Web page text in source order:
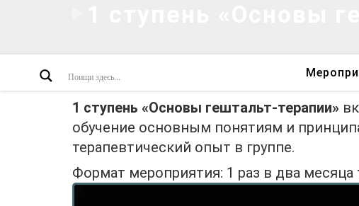
1 ступень «Основы гештальт-терапии»
обучение основным понятиям и
терапевтический опыт в группе.
Формат мероприятия: 1 раз в два месяца